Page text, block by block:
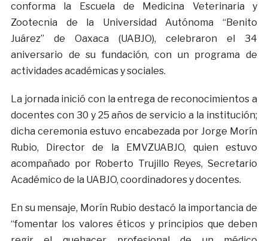
conforma la Escuela de Medicina Veterinaria y
Zootecnia de la Universidad Autónoma “Benito
Juárez” de Oaxaca (UABJO), celebraron el 34
aniversario de su fundación, con un programa de
actividades académicas y sociales.
La jornada inició con la entrega de reconocimientos a
docentes con 30 y 25 años de servicio a la institución;
dicha ceremonia estuvo encabezada por Jorge Morín
Rubio, Director de la EMVZUABJO, quien estuvo
acompañado por Roberto Trujillo Reyes, Secretario
Académico de la UABJO, coordinadores y docentes.
En su mensaje, Morín Rubio destacó la importancia de
“fomentar los valores éticos y principios que deben